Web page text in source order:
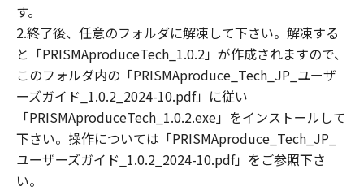
製品に対するいかなる権利も譲渡しません。
第3条（使用許諾条件）
乙は本ソフトウエア製品の全部又は一部をコン
ピュータにインストールし、本ソフトウエア製
品を使用することが出来ます。
乙は、本ソフトウエア製品を日本国内において
のみ使用できます。
す。
2.終了後、任意のフォルダに解凍して下さい。解凍する
と「PRISMAproduceTech_1.0.2」が作成されますので、
このフォルダ内の「PRISMAproduce_Tech_JP_ユーザ
ーズガイド_1.0.2_2024-10.pdf」に従い
「PRISMAproduceTech_1.0.2.exe」をインストールして
下さい。操作については「PRISMAproduce_Tech_JP_
ユーザーズガイド_1.0.2_2024-10.pdf」をご参照下さ
い。